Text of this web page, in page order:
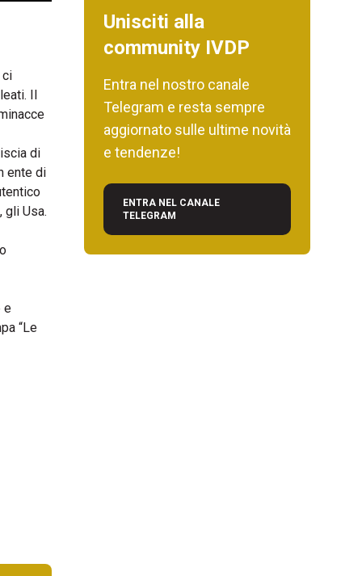
ci
Il
di
ente di
gli Usa.
e
“Le
Unisciti alla
community IVDP
Entra nel nostro canale
Telegram e resta sempre
aggiornato sulle ultime novità
e tendenze!
ENTRA NEL CANALE
TELEGRAM